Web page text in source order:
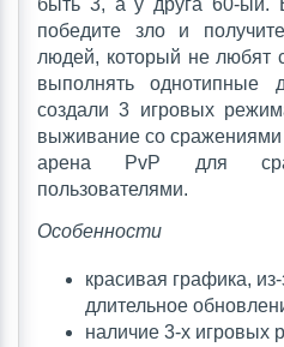
быть 3, а у друга 60-ый.
победите зло и
людей, который не любят
выполнять однотипные
создали 3 игровых
выживание со
арена PvP для
пользователями.
Особенности
красивая графика,
длительное
наличие 3-х игровых